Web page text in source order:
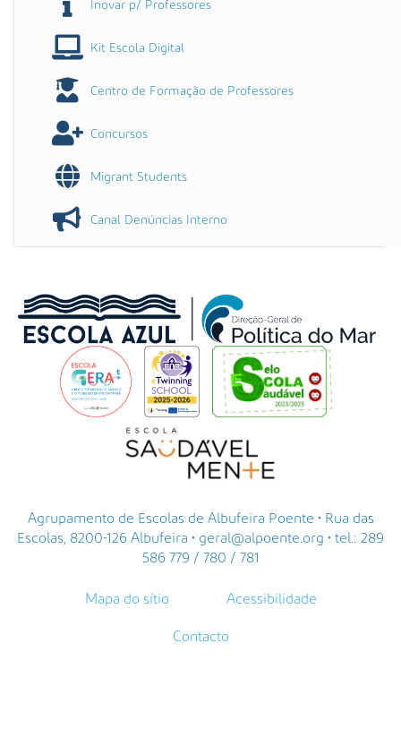
Inovar p/ Professores
Kit Escola Digital
Centro de Formação de Professores
Concursos
Migrant Students
Canal Denúncias Interno
Agrupamento de Escolas de Albufeira Poente • Rua das
Escolas, 8200-126 Albufeira • geral@alpoente.org • tel.: 289
586 779 / 780 / 781
Mapa do sítio Acessibilidade
Contacto